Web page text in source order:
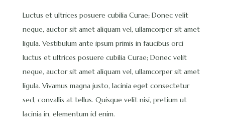
Luctus et ultrices posuere cubilia Curae; Donec velit
neque, auctor sit amet aliquam vel, ullamcorper sit amet
ligula. Vestibulum ante ipsum primis in faucibus orci
luctus et ultrices posuere cubilia Curae; Donec velit
neque, auctor sit amet aliquam vel, ullamcorper sit amet
ligula. Vivamus magna justo, lacinia eget consectetur
sed, convallis at tellus. Quisque velit nisi, pretium ut
lacinia in, elementum id enim.